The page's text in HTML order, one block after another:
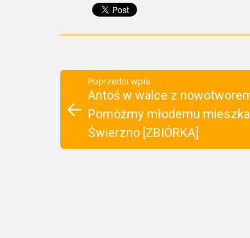
Poprzedni wpis
Antoś w walce z
Pomóżmy młodemu
Świerzno [ZBIÓRKA]